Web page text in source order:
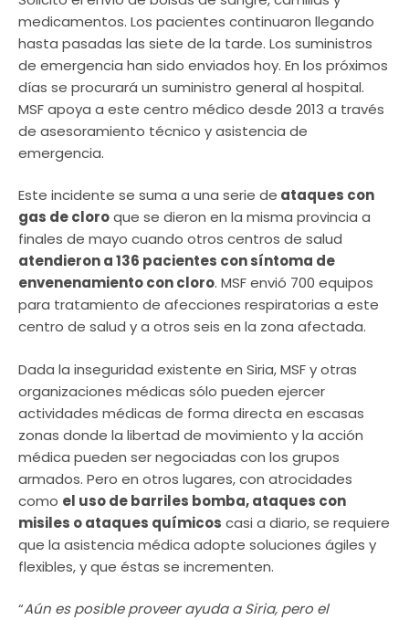
medicamentos. Los pacientes continuaron llegando
hasta pasadas las siete de la tarde. Los suministros
de emergencia han sido enviados hoy. En los próximos
días se procurará un suministro general al hospital.
MSF apoya a este centro médico desde 2013 a través
de asesoramiento técnico y asistencia de
emergencia.
Este incidente se suma a una serie de ataques con
gas de cloroque se dieron en la misma provincia a
finales de mayo cuando otros centros de salud
atendieron a 136 pacientes con síntoma de
envenenamiento con cloro. MSF envió 700 equipos
para tratamiento de afecciones respiratorias a este
centro de salud y a otros seis en la zona afectada.
Dada la inseguridad existente en Siria, MSF y otras
organizaciones médicas sólo pueden ejercer
actividades médicas de forma directa en escasas
zonas donde la libertad de movimiento y la acción
médica pueden ser negociadas con los grupos
armados. Pero en otros lugares, con atrocidades
como el uso de barriles bomba, ataques con
misiles o ataques químicos casi a diario, se requiere
que la asistencia médica adopte soluciones ágiles y
flexibles, y que éstas se incrementen.
“Aún es posible proveer ayuda a Siria, pero el